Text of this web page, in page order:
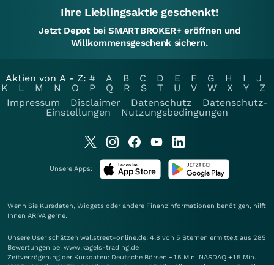
Ihre Lieblingsaktie geschenkt!
Jetzt Depot bei SMARTBROKER+ eröffnen und
Willkommensgeschenk sichern.
Aktien von A - Z: # A B C D E F G H I
J
K
L M N O P Q R S T U V W X Y
Z
Impressum
Disclaimer Datenschutz
Datenschutz-
Einstellungen
Nutzungsbedingungen
Unsere Apps:
Wenn Sie Kursdaten, Widgets oder andere Finanzinformationen benötigen, hilft
Ihnen ARIVA gerne.
Unsere User schätzen wallstreet-online.de: 4.8 von 5 Sternen ermittelt aus 285
Bewertungen bei www.kagels-trading.de
Zeitverzögerung der Kursdaten: Deutsche Börsen +15 Min. NASDAQ +15 Min.